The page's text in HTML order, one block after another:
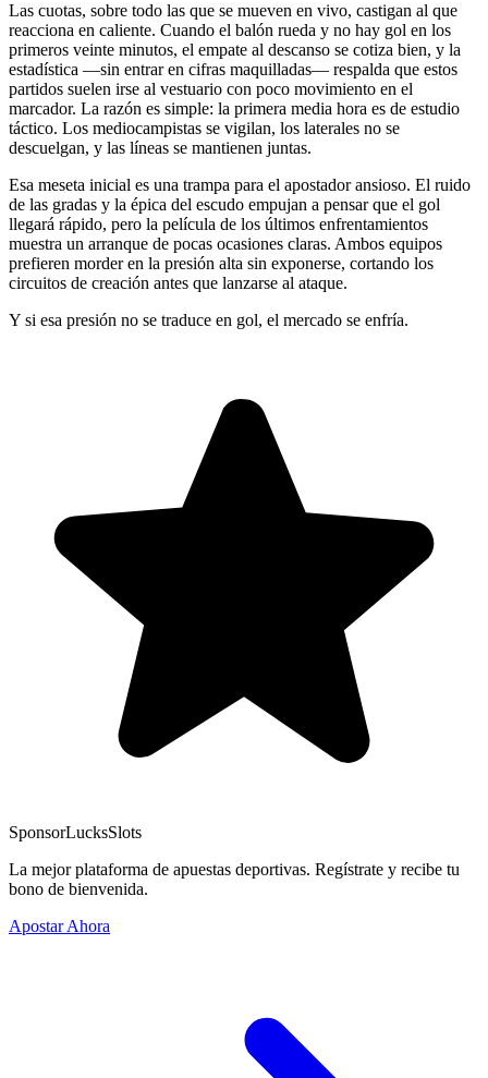
Las cuotas, sobre todo las que se mueven en vivo, castigan al que
reacciona en caliente. Cuando el balón rueda y no hay gol en los
primeros veinte minutos, el empate al descanso se cotiza bien, y la
estadística —sin entrar en cifras maquilladas— respalda que estos
partidos suelen irse al vestuario con poco movimiento en el
marcador. La razón es simple: la primera media hora es de estudio
táctico. Los mediocampistas se vigilan, los laterales no se
descuelgan, y las líneas se mantienen juntas.
Esa meseta inicial es una trampa para el apostador ansioso. El ruido
de las gradas y la épica del escudo empujan a pensar que el gol
llegará rápido, pero la película de los últimos enfrentamientos
muestra un arranque de pocas ocasiones claras. Ambos equipos
prefieren morder en la presión alta sin exponerse, cortando los
circuitos de creación antes que lanzarse al ataque.
Y si esa presión no se traduce en gol, el mercado se enfría.
SponsorLucksSlots
La mejor plataforma de apuestas deportivas. Regístrate y recibe tu
bono de bienvenida.
Apostar Ahora